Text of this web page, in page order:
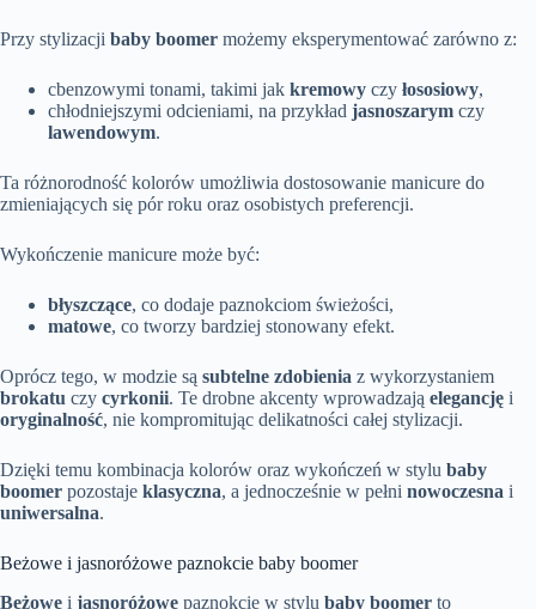
Przy stylizacji baby boomer możemy eksperymentować zarówno z:
cbenzowymi tonami, takimi jak kremowy czy łososiowy,
chłodniejszymi odcieniami, na przykład jasnoszarym czy
lawendowym.
Ta różnorodność kolorów umożliwia dostosowanie manicure do
zmieniających się pór roku oraz osobistych preferencji.
Wykończenie manicure może być:
błyszczące, co dodaje paznokciom świeżości,
matowe, co tworzy bardziej stonowany efekt.
Oprócz tego, w modzie są subtelne zdobienia z wykorzystaniem
brokatu czy cyrkonii. Te drobne akcenty wprowadzają elegancję i
oryginalność, nie kompromitując delikatności całej stylizacji.
Dzięki temu kombinacja kolorów oraz wykończeń w stylu baby
boomer pozostaje klasyczna, a jednocześnie w pełni nowoczesna i
uniwersalna.
Beżowe i jasnoróżowe paznokcie baby boomer
Beżowe i jasnoróżowe paznokcie w stylu baby boomer to